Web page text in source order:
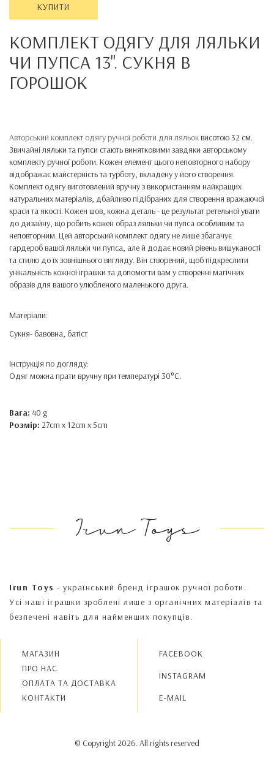
КУПИТИ
КОМПЛЕКТ ОДЯГУ ДЛЯ ЛЯЛЬКИ
ЧИ ПУПСА 13". СУКНЯ В
ГОРОШОК
Авторський комплект одягу ручної роботи для ляльоквисотою 32 см.
Звичайні ляльки та пупси стають винятковими завдяки авторському
комплекту ручної роботи. Кожен елемент цього неповторного набору
відображає майстерність та турботу, вкладену у його створення.
Комплект одягу виготовлений вручну з використанням найкращих
натуральних матеріалів, дбайливо підібраних для створення вражаючої
краси та якості. Кожен шов, кожна деталь - це результат ретельної уваги
до дизайну, що робить кожен образ ляльки чи пупса особливим та
неповторним. Цей авторський комплект одягу не лише збагачує
гардероб вашої ляльки чи пупса, але й додає новий рівень вишуканості
та стилю до їх зовнішнього вигляду. Він створений, щоб підкреслити
унікальність кожної іграшки та допомогти вам у створенні магічних
образів для вашого улюбленого маленького друга.
Матеріали:
Сукня- бавовна, батіст
Інструкція по догляду:
Одяг можна прати вручну при температурі 30°C.
Вага: 40 g
Розмір: 27cm x 12cm x 5cm
Irun Toys
Irun Toys - український бренд іграшок ручної роботи.
Усі наші іграшки зроблені лише з органічних матеріалів та
безпечені навіть для найменших покупців.
МАГАЗИН
ПРО НАС
OПЛАТА ТА ДОСТАВКА
КОНТАКТИ
FACEBOOK
INSTAGRAM
E-MAIL
© Copyright 2026. All rights reserved